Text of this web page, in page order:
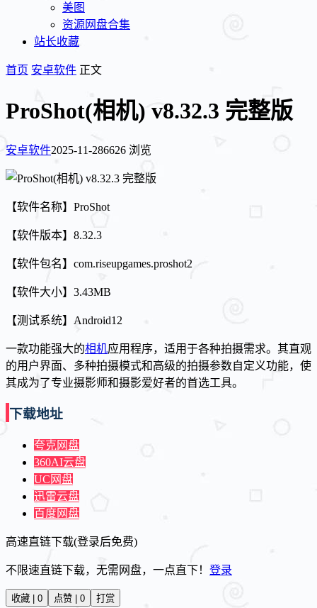
美图
资源网盘合集
站长收藏
首页 安卓软件 正文
ProShot(相机) v8.32.3 完整版
安卓软件2025-11-286626 浏览
【软件名称】ProShot
【软件版本】8.32.3
【软件包名】com.riseupgames.proshot2
【软件大小】3.43MB
【测试系统】Android12
一款功能强大的相机应用程序，适用于各种拍摄需求。其直观
的用户界面、多种拍摄模式和高级的拍摄参数自定义功能，使
其成为了专业摄影师和摄影爱好者的首选工具。
下载地址
夸克网盘
360AI云盘
UC网盘
迅雷云盘
百度网盘
高速直链下载(登录后免费)
不限速直链下载，无需网盘，一点直下！ 登录
收藏 | 0 点赞 | 0 打赏